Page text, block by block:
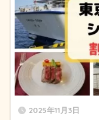
2025年11月3日